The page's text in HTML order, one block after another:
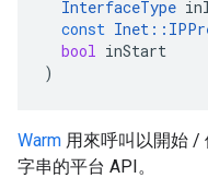
InterfaceType
const Inet ::
bool inStart
)
Warm 用來呼叫以開始 /
字串的平台 API。